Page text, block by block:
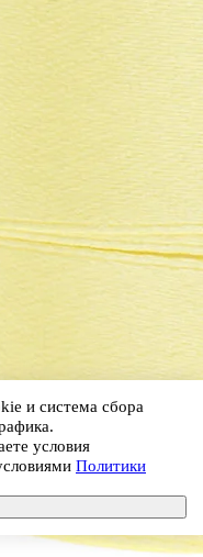
и система сбора
условия
Политики